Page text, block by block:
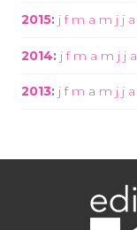
2015: j f m a m j j a
2014: j f m a m j j a
2013: j f m a m j j a